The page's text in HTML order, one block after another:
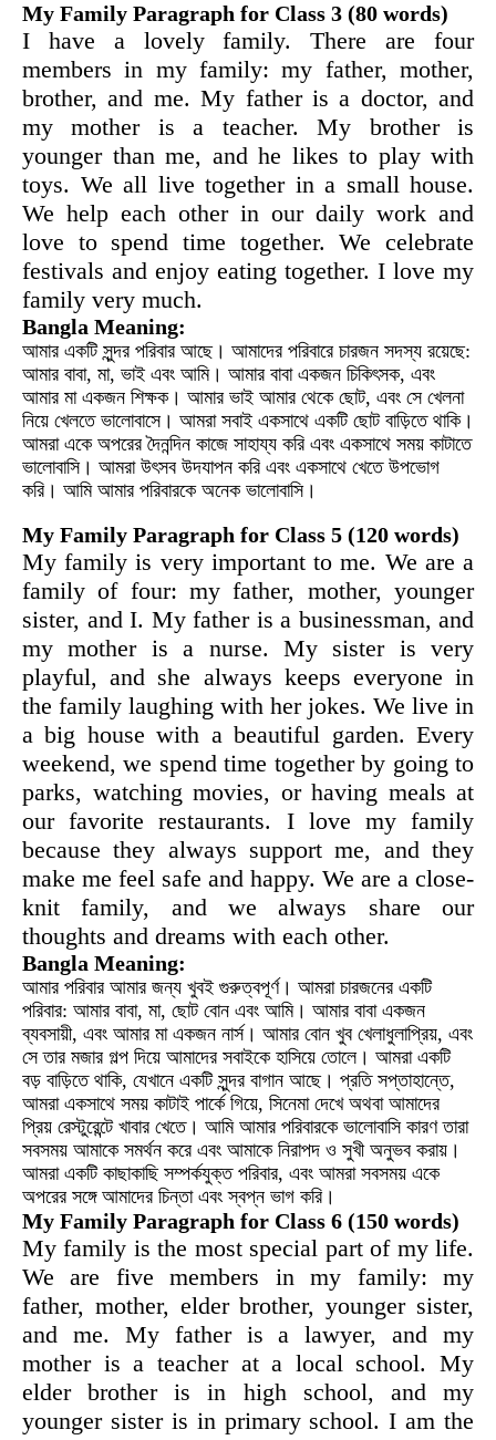
My Family Paragraph for Class 3 (80 words)
I have a lovely family. There are four
members in my family: my father, mother,
brother, and me. My father is a doctor, and
my mother is a teacher. My brother is
younger than me, and he likes to play with
toys. We all live together in a small house.
We help each other in our daily work and
love to spend time together. We celebrate
festivals and enjoy eating together. I love my
family very much.
Bangla Meaning:
আমার একটি সুন্দর পরিবার আছে। আমাদের পরিবারে চারজন সদস্য রয়েছে:
আমার বাবা, মা, ভাই এবং আমি। আমার বাবা একজন চিকিৎসক, এবং
আমার মা একজন শিক্ষক। আমার ভাই আমার থেকে ছোট, এবং সে খেলনা
নিয়ে খেলতে ভালোবাসে। আমরা সবাই একসাথে একটি ছোট বাড়িতে থাকি।
আমরা একে অপরের দৈনন্দিন কাজে সাহায্য করি এবং একসাথে সময় কাটাতে
ভালোবাসি। আমরা উৎসব উদযাপন করি এবং একসাথে খেতে উপভোগ
করি। আমি আমার পরিবারকে অনেক ভালোবাসি।
My Family Paragraph for Class 5 (120 words)
My family is very important to me. We are a
family of four: my father, mother, younger
sister, and I. My father is a businessman, and
my mother is a nurse. My sister is very
playful, and she always keeps everyone in
the family laughing with her jokes. We live in
a big house with a beautiful garden. Every
weekend, we spend time together by going to
parks, watching movies, or having meals at
our favorite restaurants. I love my family
because they always support me, and they
make me feel safe and happy. We are a close-
knit family, and we always share our
thoughts and dreams with each other.
Bangla Meaning:
আমার পরিবার আমার জন্য খুবই গুরুত্বপূর্ণ। আমরা চারজনের একটি
পরিবার: আমার বাবা, মা, ছোট বোন এবং আমি। আমার বাবা একজন
ব্যবসায়ী, এবং আমার মা একজন নার্স। আমার বোন খুব খেলাধুলাপ্রিয়, এবং
সে তার মজার গল্প দিয়ে আমাদের সবাইকে হাসিয়ে তোলে। আমরা একটি
বড় বাড়িতে থাকি, যেখানে একটি সুন্দর বাগান আছে। প্রতি সপ্তাহান্তে,
আমরা একসাথে সময় কাটাই পার্কে গিয়ে, সিনেমা দেখে অথবা আমাদের
প্রিয় রেস্টুরেন্টে খাবার খেতে। আমি আমার পরিবারকে ভালোবাসি কারণ তারা
সবসময় আমাকে সমর্থন করে এবং আমাকে নিরাপদ ও সুখী অনুভব করায়।
আমরা একটি কাছাকাছি সম্পর্কযুক্ত পরিবার, এবং আমরা সবসময় একে
অপরের সঙ্গে আমাদের চিন্তা এবং স্বপ্ন ভাগ করি।
My Family Paragraph for Class 6 (150 words)
My family is the most special part of my life.
We are five members in my family: my
father, mother, elder brother, younger sister,
and me. My father is a lawyer, and my
mother is a teacher at a local school. My
elder brother is in high school, and my
younger sister is in primary school. I am the